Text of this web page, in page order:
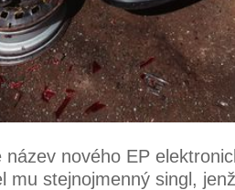
název nového EP
mu stejnojmenný singl,